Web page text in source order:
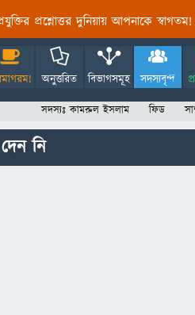
প্রশ্নোত্তর দুনিয়ায় আপনাকে
অনুত্তরিত বিভাগসমূহ সদস্যবৃন্দ
সদস্যঃ কামরুল ইসলাম ফিড
নি